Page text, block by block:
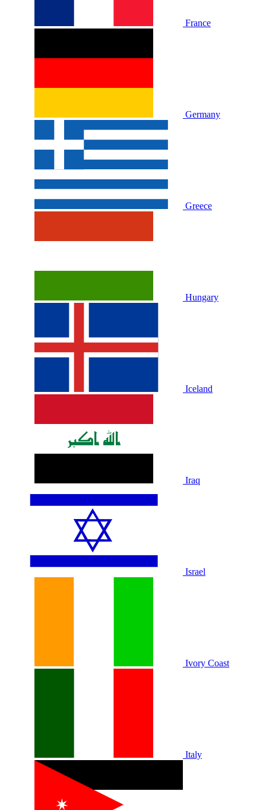
France
Germany
Greece
Hungary
Iceland
Iraq
Israel
Ivory Coast
Italy